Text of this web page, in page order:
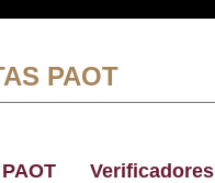
PAOT
Verificadores